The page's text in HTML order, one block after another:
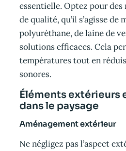
essentielle. Optez pour
de qualité, qu’il s’agisse de
polyuréthane, de laine de
solutions efficaces. Cela
températures tout en
sonores.
Éléments extérieurs
dans le paysage
Aménagement extérieur
Ne négligez pas l’aspect